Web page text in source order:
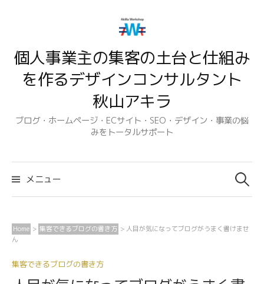
ン
キ
個人事業主の集客の土台と仕組み
を作るデザインコンサルタント
秋山アキラ
ブログ・ホームページ・ECサイト・SEO・デザイン・事業の悩
みをトータルサポート
メニュー
検
索:
Home > 集客できるブログの書き方 > 人目が気になってブログがうまく書けませ
ん
集客できるブログの書き方